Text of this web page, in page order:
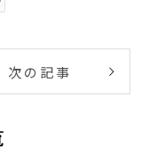
次の記事